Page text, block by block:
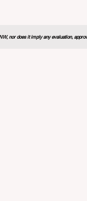
nor does it imply any evaluation,